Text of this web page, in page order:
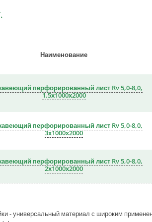
Наименование
перфорированный лист Rv 5,0-8,0,
1.5х1000х2000
перфорированный лист Rv 5,0-8,0,
3х1000х2000
перфорированный лист Rv 5,0-8,0,
2х1000х2000
- универсальный материал с широким